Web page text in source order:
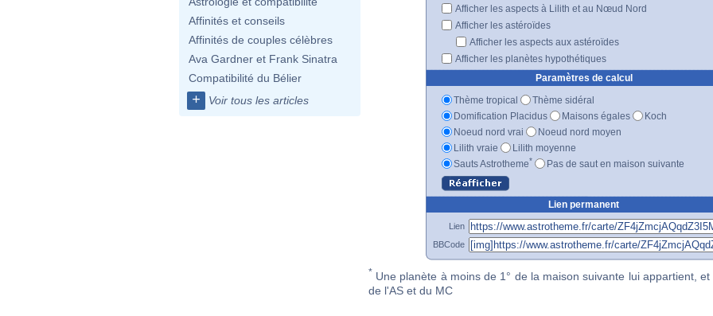
Affinités et conseils
Affinités de couples célèbres
Ava Gardner et Frank Sinatra
Compatibilité du Bélier
+ Voir tous les articles
Afficher les aspects à Lilith et au Nœud Nord
Afficher les astéroïdes
Afficher les aspects aux astéroïdes
Afficher les planètes hypothétiques
Paramètres de calcul
Thème tropical
Thème sidéral
Domification Placidus
Maisons égales
Koch
Noeud nord vrai
Noeud nord moyen
Lilith vraie
Lilith moyenne
Sauts Astrotheme* Pas de saut en maison suivante
Lien permanent
Lien
BBCode
* Une planète à moins de 1° de la maison suivante lui appartient, et
de l'AS et du MC